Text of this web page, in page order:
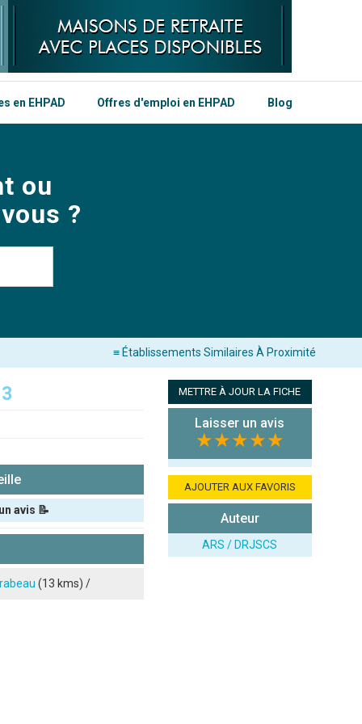
en EHPAD Offres d'emploi en EHPAD Blog
ou
?
≡ Établissements Similaires À Proximité
avis 📝
(13 kms) /
METTRE À JOUR LA FICHE
Laisser un avis
★★★★★
AJOUTER AUX FAVORIS
Auteur
ARS / DRJSCS